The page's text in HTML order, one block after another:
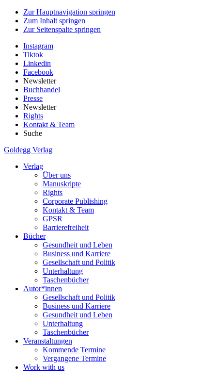
Zur Hauptnavigation springen
Zum Inhalt springen
Zur Seitenspalte springen
Instagram
Tiktok
Linkedin
Facebook
Newsletter
Buchhandel
Presse
Newsletter
Rights
Kontakt & Team
Suche
Goldegg Verlag
Verlag
Über uns
Manuskripte
Rights
Corporate Publishing
Kontakt & Team
GPSR
Barrierefreiheit
Bücher
Gesundheit und Leben
Business und Karriere
Gesellschaft und Politik
Unterhaltung
Taschenbücher
Autor*innen
Gesellschaft und Politik
Business und Karriere
Gesundheit und Leben
Unterhaltung
Taschenbücher
Veranstaltungen
Kommende Termine
Vergangene Termine
Work with us